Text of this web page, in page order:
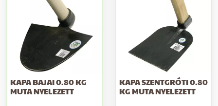
KAPA BAJAI 0.80 KG
MUTA NYELEZETT
KAPA SZENTGRÓTI 0.80
KG MUTA NYELEZETT